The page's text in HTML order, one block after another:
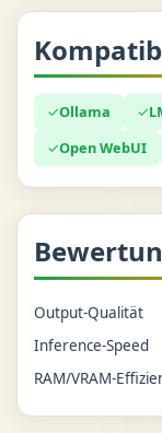
✓Ollama ✓
✓Open WebUI
Output-Qualität
Inference-Speed
RAM/VRAM-